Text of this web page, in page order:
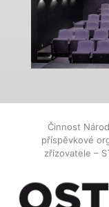
Činnost
příspěvkové
zřizovatele –